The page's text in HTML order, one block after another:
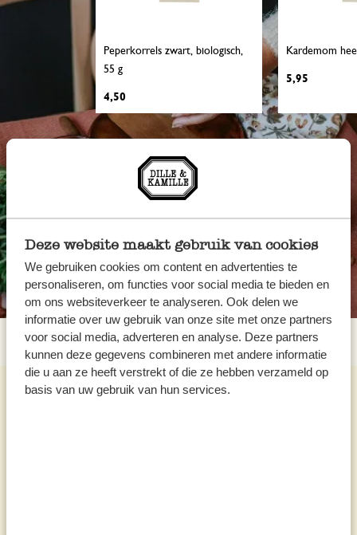
Deze website maakt gebruik van cookies
We gebruiken cookies om content en advertenties te
personaliseren, om functies voor social media te bieden en
om ons websiteverkeer te analyseren. Ook delen we
informatie over uw gebruik van onze site met onze partners
voor social media, adverteren en analyse. Deze partners
kunnen deze gegevens combineren met andere informatie
die u aan ze heeft verstrekt of die ze hebben verzameld op
basis van uw gebruik van hun services.
Peperkorrels zwart, biologisch,
55 g
4,50
Kardemom
5,95